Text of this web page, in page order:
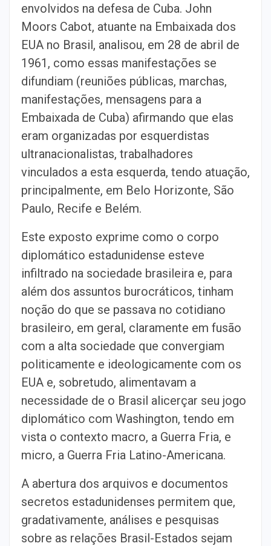
envolvidos na defesa de Cuba. John
Moors Cabot, atuante na Embaixada dos
EUA no Brasil, analisou, em 28 de abril de
1961, como essas manifestações se
difundiam (reuniões públicas, marchas,
manifestações, mensagens para a
Embaixada de Cuba) afirmando que elas
eram organizadas por esquerdistas
ultranacionalistas, trabalhadores
vinculados a esta esquerda, tendo atuação,
principalmente, em Belo Horizonte, São
Paulo, Recife e Belém.
Este exposto exprime como o corpo
diplomático estadunidense esteve
infiltrado na sociedade brasileira e, para
além dos assuntos burocráticos, tinham
noção do que se passava no cotidiano
brasileiro, em geral, claramente em fusão
com a alta sociedade que convergiam
politicamente e ideologicamente com os
EUA e, sobretudo, alimentavam a
necessidade de o Brasil alicerçar seu jogo
diplomático com Washington, tendo em
vista o contexto macro, a Guerra Fria, e
micro, a Guerra Fria Latino-Americana.
A abertura dos arquivos e documentos
secretos estadunidenses permitem que,
gradativamente, análises e pesquisas
sobre as relações Brasil-Estados sejam